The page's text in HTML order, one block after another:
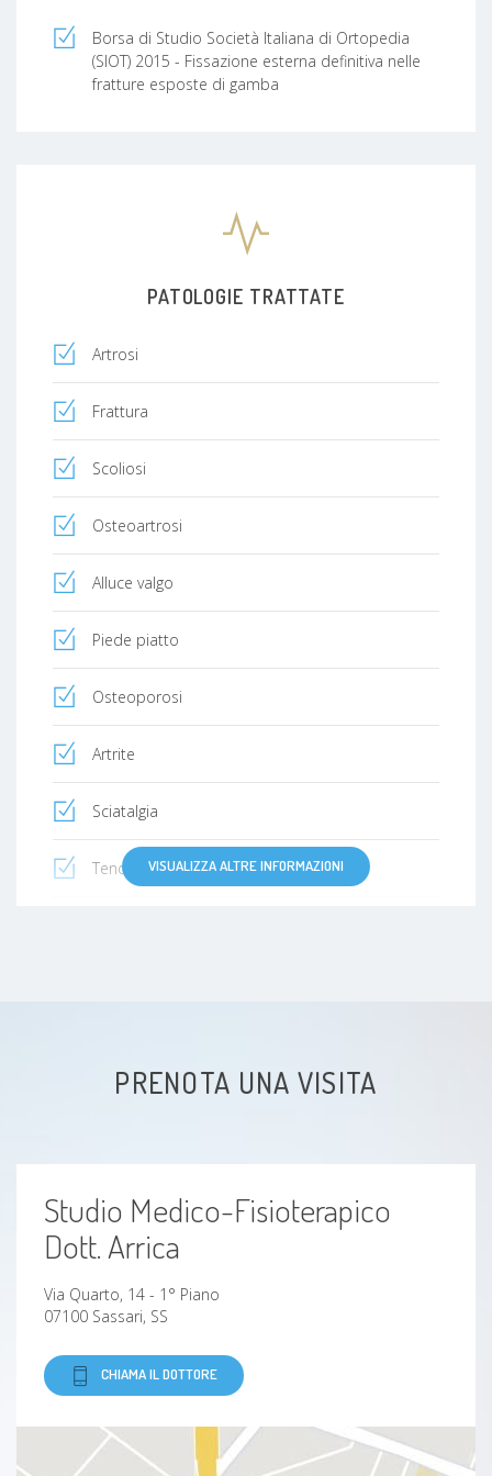
Borsa di Studio Società Italiana di Ortopedia
(SIOT) 2015 - Fissazione esterna definitiva nelle
fratture esposte di gamba
PATOLOGIE TRATTATE
Artrosi
Frattura
Scoliosi
Osteoartrosi
Alluce valgo
Piede piatto
Osteoporosi
Artrite
Sciatalgia
Tendinite
Epicondilite
Ernia del disco
Gonoartrosi (Artrosi del ginocchio)
Coxite
Cervicalgia
VISUALIZZA ALTRE INFORMAZIONI
PRENOTA UNA VISITA
Studio Medico-Fisioterapico
Dott. Arrica
Via Quarto, 14 - 1° Piano
07100 Sassari, SS
CHIAMA IL DOTTORE